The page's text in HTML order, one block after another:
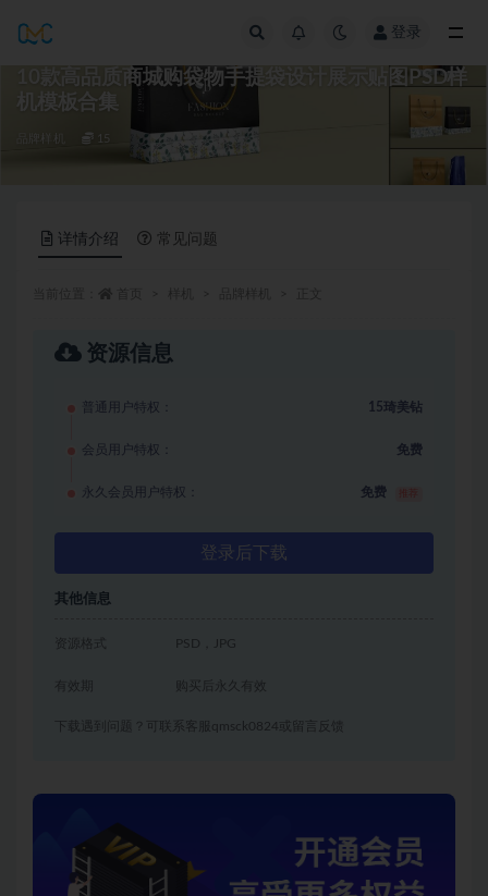
登录
10款高品质商城购袋物手提袋设计展示贴图PSD样
机模板合集
15
详情介绍 常见问题
资源信息
普通用户特权： 15琦美钻
会员用户特权： 免费
永久会员用户特权： 免费
登录后下载
其他信息
资源格式 PSD，JPG
有效期 购买后永久有效
下载遇到问题？可联系客服qmsck0824或留言反馈